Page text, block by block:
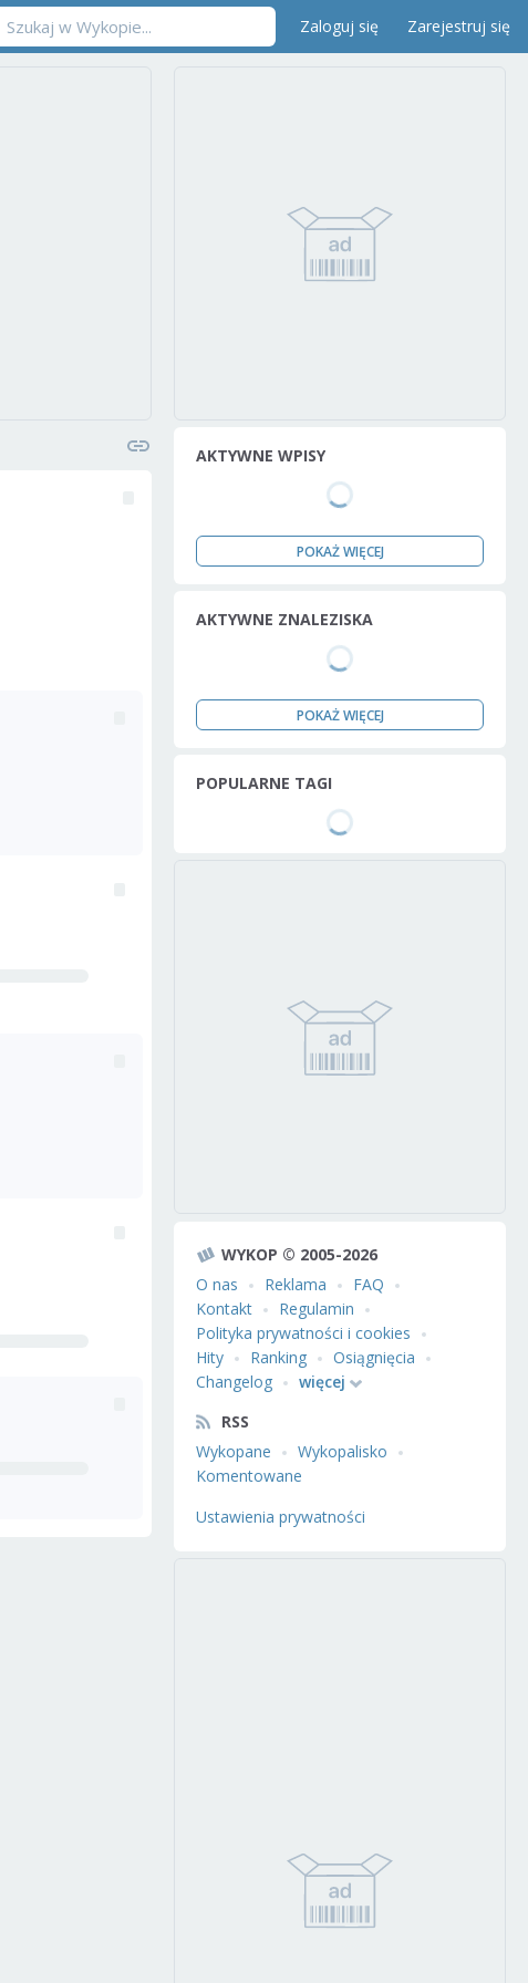
Zaloguj się Zarejestruj się
AKTYWNE WPISY
POKAŻ WIĘCEJ
AKTYWNE ZNALEZISKA
POKAŻ WIĘCEJ
POPULARNE TAGI
WYKOP © 2005-2026
O nas
Reklama
FAQ
Kontakt
Regulamin
Polityka prywatności i cookies
Hity
Ranking
Osiągnięcia
Changelog
więcej
RSS
Wykopane
Wykopalisko
Komentowane
Ustawienia prywatności